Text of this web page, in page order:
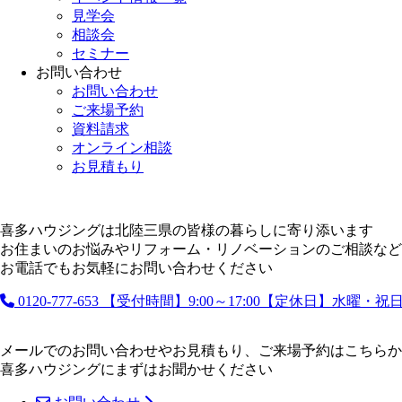
見学会
相談会
セミナー
お問い合わせ
お問い合わせ
ご来場予約
資料請求
オンライン相談
お見積もり
喜多ハウジングは北陸三県の皆様の暮らしに寄り添います
お住まいのお悩みやリフォーム・リノベーションのご相談など
お電話でもお気軽にお問い合わせください
0120-777-653 【受付時間】9:00～17:00【定休日】水曜・祝
メールでのお問い合わせやお見積もり、ご来場予約はこちら
喜多ハウジングにまずはお聞かせください